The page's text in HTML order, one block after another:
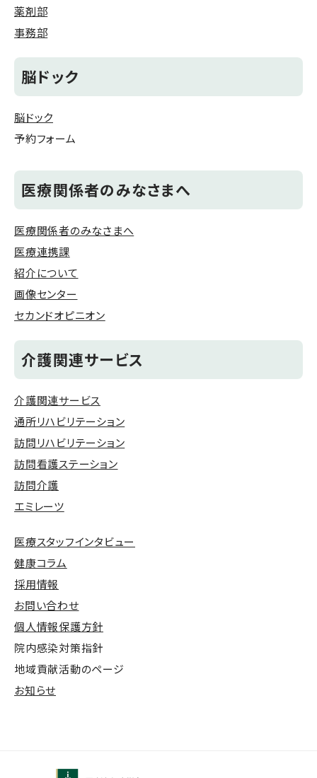
薬剤部
事務部
脳ドック
脳ドック
予約フォーム
医療関係者のみなさまへ
医療関係者のみなさまへ
医療連携課
紹介について
画像センター
セカンドオピニオン
介護関連サービス
介護関連サービス
通所リハビリテーション
訪問リハビリテーション
訪問看護ステーション
訪問介護
エミレーツ
医療スタッフインタビュー
健康コラム
採用情報
お問い合わせ
個人情報保護方針
院内感染対策指針
地域貢献活動のページ
お知らせ